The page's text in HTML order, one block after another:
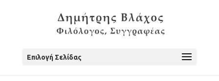
Επιλογή Σελίδας